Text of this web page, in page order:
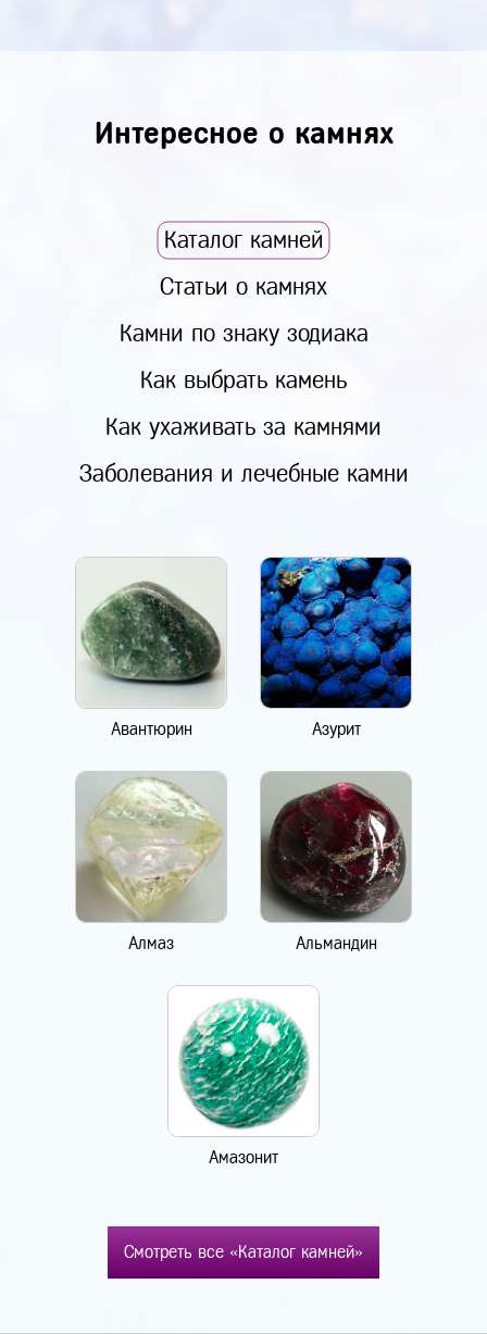
Интересное о камнях
Каталог камней
Статьи о камнях
Камни по знаку зодиака
Как выбрать камень
Как ухаживать за камнями
Заболевания и лечебные камни
Авантюрин Азурит
Алмаз Альмандин
Амазонит
Смотреть все «Каталог камней»